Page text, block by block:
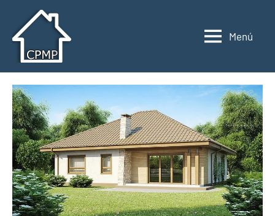
contenido
modulares
y
portátiles
modulares
y
portátiles
España
Menú